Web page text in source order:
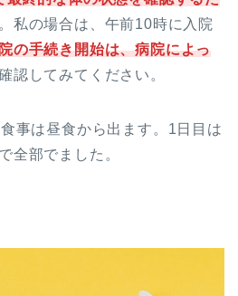
私の場合は、午前10時に入院
の手続き開始は、病院によっ
認してみてください。
事は昼食から出ます。1日目は
全部でました。